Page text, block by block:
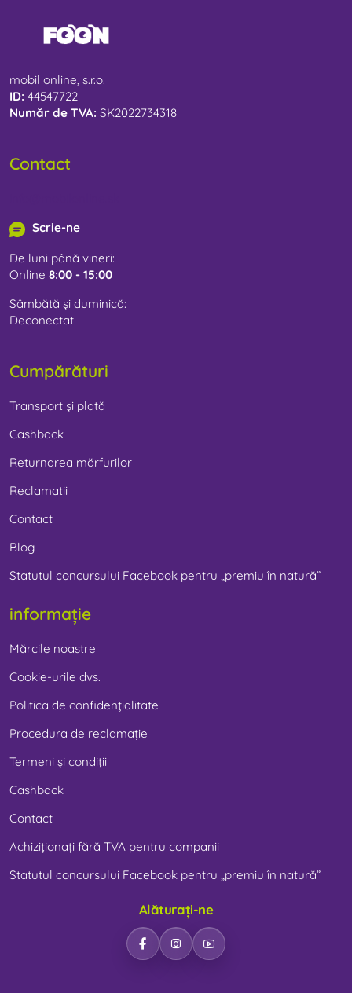
mobil online, s.r.o.
ID: 44547722
Număr de TVA: SK2022734318
Contact
Scrie-ne
De luni până vineri:
Online 8:00 - 15:00
Sâmbătă și duminică:
Deconectat
Cumpărături
Transport și plată
Cashback
Returnarea mărfurilor
Reclamatii
Contact
Blog
Statutul concursului Facebook pentru „premiu în natură”
informație
Mărcile noastre
Cookie-urile dvs.
Politica de confidențialitate
Procedura de reclamație
Termeni și condiții
Cashback
Contact
Achiziționați fără TVA pentru companii
Statutul concursului Facebook pentru „premiu în natură”
Alăturați-ne